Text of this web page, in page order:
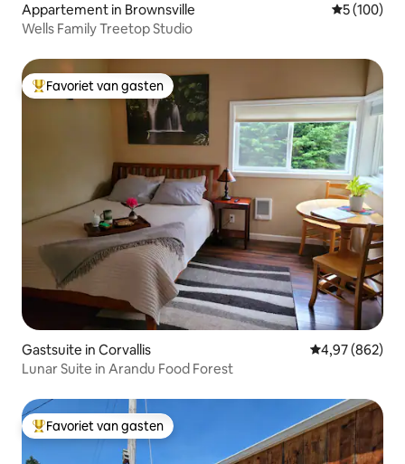
Appartement in Brownsville
5 (100)
Wells Family Treetop Studio
Topfavoriet van gasten
Favoriet van gasten
Gastsuite in Corvallis Gemiddelde
4,97 (862)
Lunar Suite in Arandu Food Forest
Topfavoriet van gasten
Favoriet van gasten